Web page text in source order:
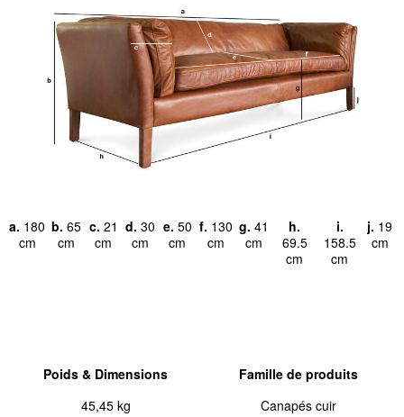
a. 180
cm
b. 65
cm
c. 21
cm
d. 30
cm
e. 50
cm
f. 130
cm
g. 41
cm
h.
69.5
cm
i.
158.5
cm
j. 19
cm
Poids & Dimensions
45,45 kg
Famille de produits
Canapés cuir